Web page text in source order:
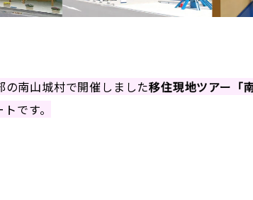
南山城村で開催しました移住現地ツアー「
です。